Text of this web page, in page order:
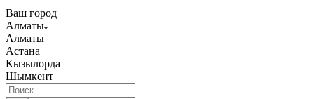
Ваш город
Алматы
Алматы
Астана
Кызылорда
Шымкент